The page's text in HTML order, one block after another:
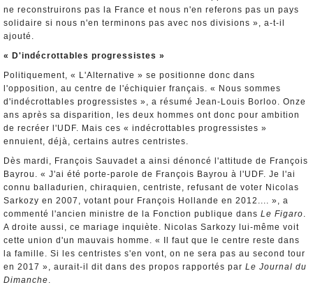
ne reconstruirons pas la France et nous n'en referons pas un pays
solidaire si nous n'en terminons pas avec nos divisions », a-t-il
ajouté.
« D'indécrottables progressistes »
Politiquement, « L'Alternative » se positionne donc dans
l'opposition, au centre de l'échiquier français. « Nous sommes
d'indécrottables progressistes », a résumé Jean-Louis Borloo. Onze
ans après sa disparition, les deux hommes ont donc pour ambition
de recréer l'UDF. Mais ces « indécrottables progressistes »
ennuient, déjà, certains autres centristes.
Dès mardi, François Sauvadet a ainsi dénoncé l'attitude de François
Bayrou. « J'ai été porte-parole de François Bayrou à l'UDF. Je l'ai
connu balladurien, chiraquien, centriste, refusant de voter Nicolas
Sarkozy en 2007, votant pour François Hollande en 2012.... », a
commenté l'ancien ministre de la Fonction publique dans Le Figaro.
A droite aussi, ce mariage inquiète. Nicolas Sarkozy lui-même voit
cette union d'un mauvais homme. « Il faut que le centre reste dans
la famille. Si les centristes s'en vont, on ne sera pas au second tour
en 2017 », aurait-il dit dans des propos rapportés par Le Journal du
Dimanche.